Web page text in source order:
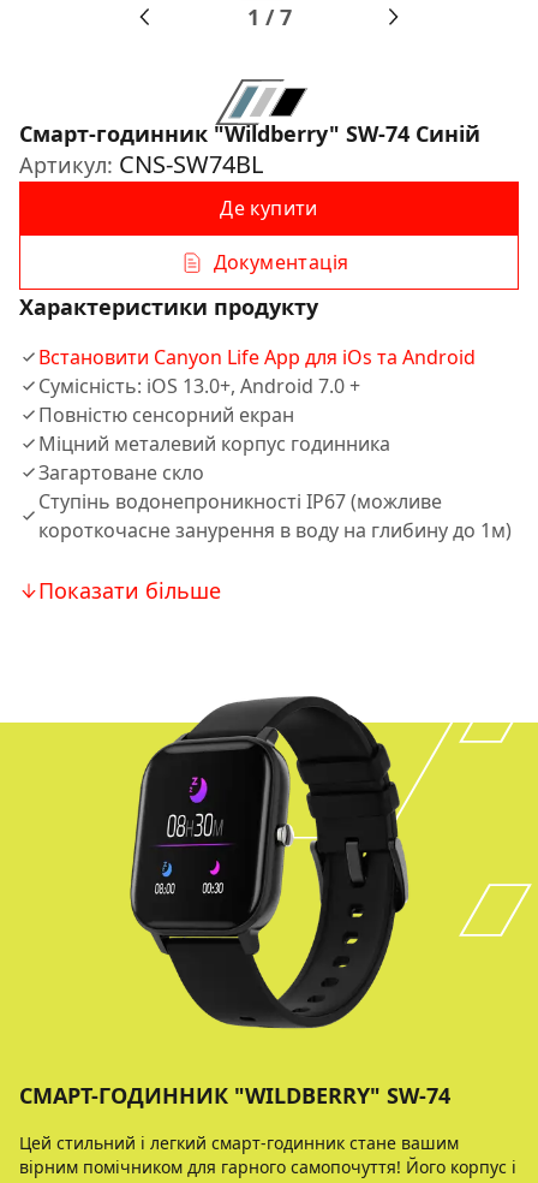
1 /7
Смарт-годинник "Wildberry" SW-74 Синій
Артикул: CNS-SW74BL
Де купити
Документація
Характеристики продукту
Встановити Canyon Life App для iOs та Android
Сумісність: iOS 13.0+, Android 7.0 +
Повністю сенсорний екран
Міцний металевий корпус годинника
Загартоване скло
Ступінь водонепроникності IP67 (можливе
короткочасне занурення в воду на глибину до 1м)
Показати більше
СМАРТ-ГОДИННИК "WILDBERRY" SW-74
Цей стильний і легкий смарт-годинник стане вашим
вірним помічником для гарного самопочуття! Його корпус і